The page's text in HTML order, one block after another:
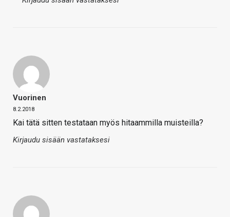
Vuorinen
8.2.2018
Kai tätä sitten testataan myös hitaammilla muisteilla?
Kirjaudu sisään vastataksesi